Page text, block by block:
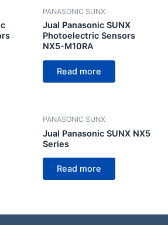
PANASONIC SUNX
Jual Panasonic SUNX
Photoelectric Sensors
NX5-M10RA
Read more
PANASONIC SUNX
Jual Panasonic SUNX NX5
Series
Read more